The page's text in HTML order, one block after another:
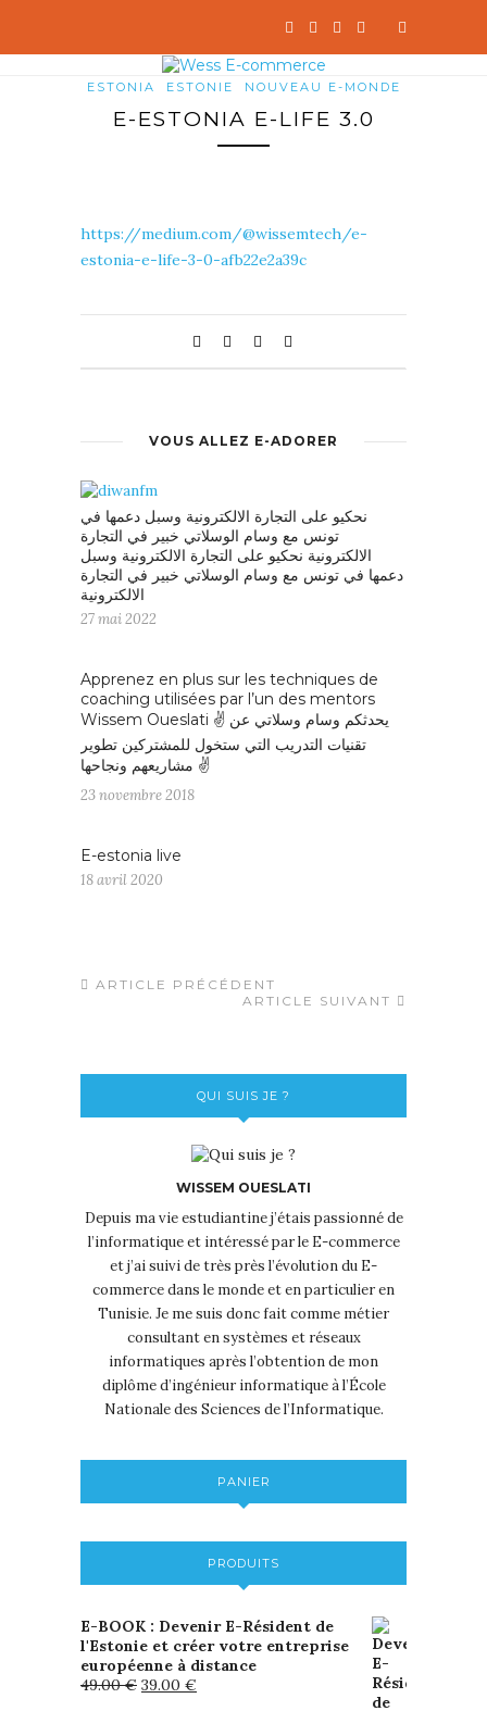
ESTONIA ESTONIE NOUVEAU E-MONDE
E-ESTONIA E-LIFE 3.0
https://medium.com/@wissemtech/e-
estonia-e-life-3-0-afb22e2a39c
VOUS ALLEZ E-ADORER
نحكيو على التجارة الالكترونية وسبل دعمها في
تونس مع وسام الوسلاتي خبير في التجارة
الالكترونية نحكيو على التجارة الالكترونية وسبل
دعمها في تونس مع وسام الوسلاتي خبير في التجارة
الالكترونية
27 mai 2022
Apprenez en plus sur les techniques de
coaching utilisées par l’un des mentors
Wissem Oueslati ✌️ يحدثكم وسام وسلاتي عن
تقنيات التدريب التي ستخول للمشتركين تطوير
مشاريعهم ونجاحها ✌️
23 novembre 2018
E-estonia live
18 avril 2020
ARTICLE PRÉCÉDENT
ARTICLE SUIVANT
QUI SUIS JE ?
WISSEM OUESLATI
Depuis ma vie estudiantine j’étais passionné de
l’informatique et intéressé par le E-commerce
et j’ai suivi de très près l’évolution du E-
commerce dans le monde et en particulier en
Tunisie. Je me suis donc fait comme métier
consultant en systèmes et réseaux
informatiques après l’obtention de mon
diplôme d’ingénieur informatique à l’École
Nationale des Sciences de l’Informatique.
PANIER
PRODUITS
E-BOOK : Devenir E-Résident de
l'Estonie et créer votre entreprise
européenne à distance
49.00€ 39.00 €